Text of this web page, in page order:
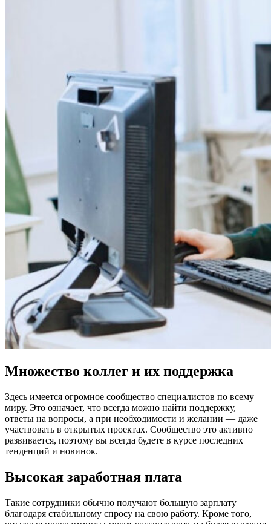
Множество коллег и их поддержка
Здесь имеется огромное сообщество специалистов по всему
миру. Это означает, что всегда можно найти поддержку,
ответы на вопросы, а при необходимости и желании — даже
участвовать в открытых проектах. Сообщество это активно
развивается, поэтому вы всегда будете в курсе последних
тенденций и новинок.
Высокая заработная плата
Такие сотрудники обычно получают большую зарплату
благодаря стабильному спросу на свою работу. Кроме того,